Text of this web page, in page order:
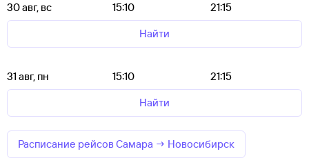
30 авг, вс 15:10
21:15
Найти
31 авг, пн 15:10
21:15
Найти
Расписание рейсов Самара → Новосибирск